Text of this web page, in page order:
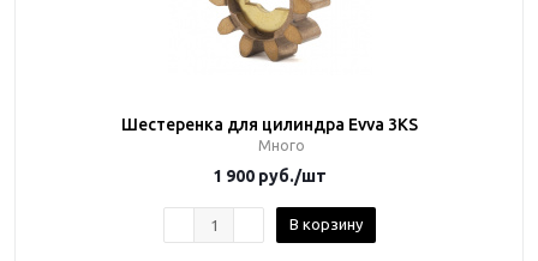
Шестеренка для цилиндра Evva 3KS
Много
1 900 руб./шт
В корзину